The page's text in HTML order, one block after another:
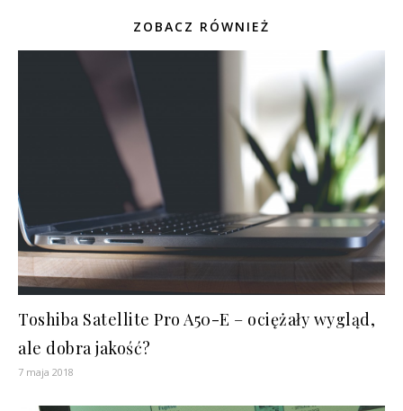
ZOBACZ RÓWNIEŻ
Toshiba Satellite Pro A50-E – ociężały wygląd,
ale dobra jakość?
7 maja 2018